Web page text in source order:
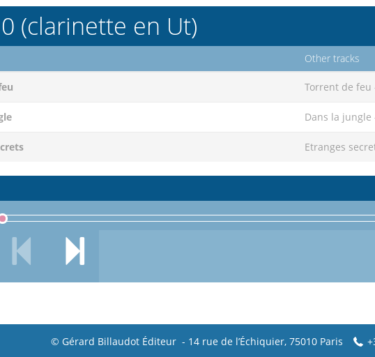
(clarinette en Ut)
Other tracks
Torrent de feu
Dans la
Etranges
© Gérard Billaudot Éditeur - 14 rue de l’Échiquier, 75010 Paris